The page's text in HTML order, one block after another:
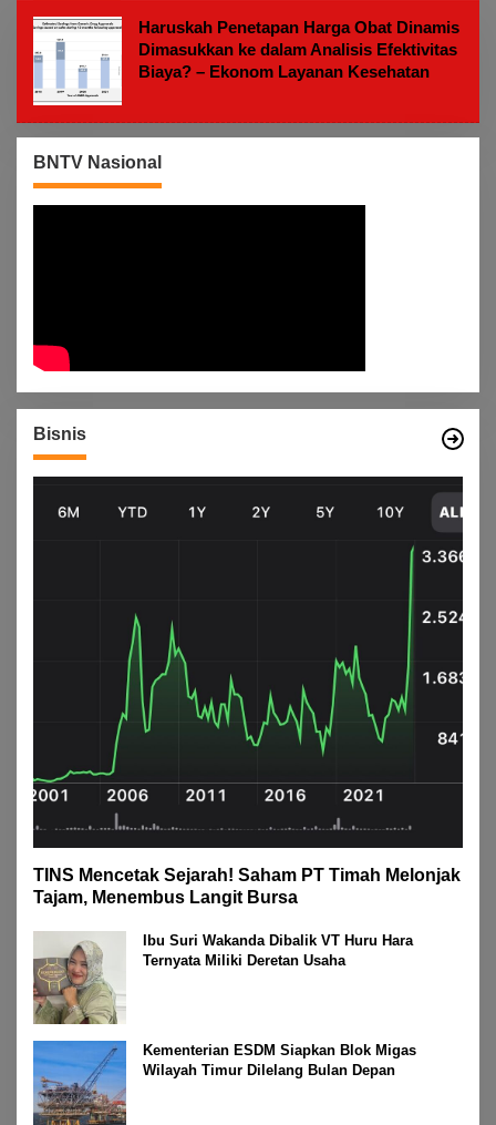
M
Haruskah Penetapan Harga Obat Dinamis
Dimasukkan ke dalam Analisis Efektivitas
Biaya? – Ekonom Layanan Kesehatan
BNTV Nasional
Bisnis
TINS Mencetak Sejarah! Saham PT Timah Melonjak
Tajam, Menembus Langit Bursa
Ibu Suri Wakanda Dibalik VT Huru Hara
Ternyata Miliki Deretan Usaha
Kementerian ESDM Siapkan Blok Migas
Wilayah Timur Dilelang Bulan Depan